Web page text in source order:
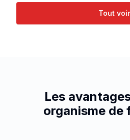
Tout voir
Les
organisme de